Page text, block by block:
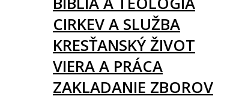
CIRKEV A SLUŽBA
KRESŤANSKÝ ŽIVOT
VIERA A PRÁCA
ZAKLADANIE ZBOROV